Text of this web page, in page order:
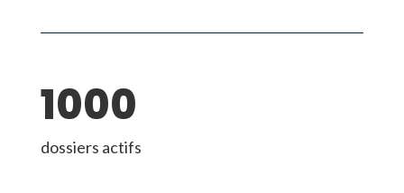
1000
dossiers actifs